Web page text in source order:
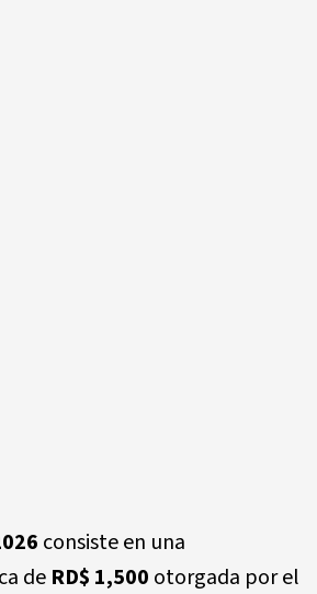
consiste en una
de RD$ 1,500 otorgada por el